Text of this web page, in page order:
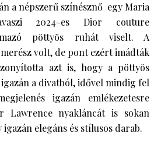
a népszerű színésznő egy Maria
2024-es Dior couture
pöttyös ruhát viselt. A
volt, de pont ezért imádták
azt is, hogy a pöttyös
a divatból, idővel mindig fel
igazán emlékezetesre
Lawrence nyakláncát is sokan
elegáns és stílusos darab.